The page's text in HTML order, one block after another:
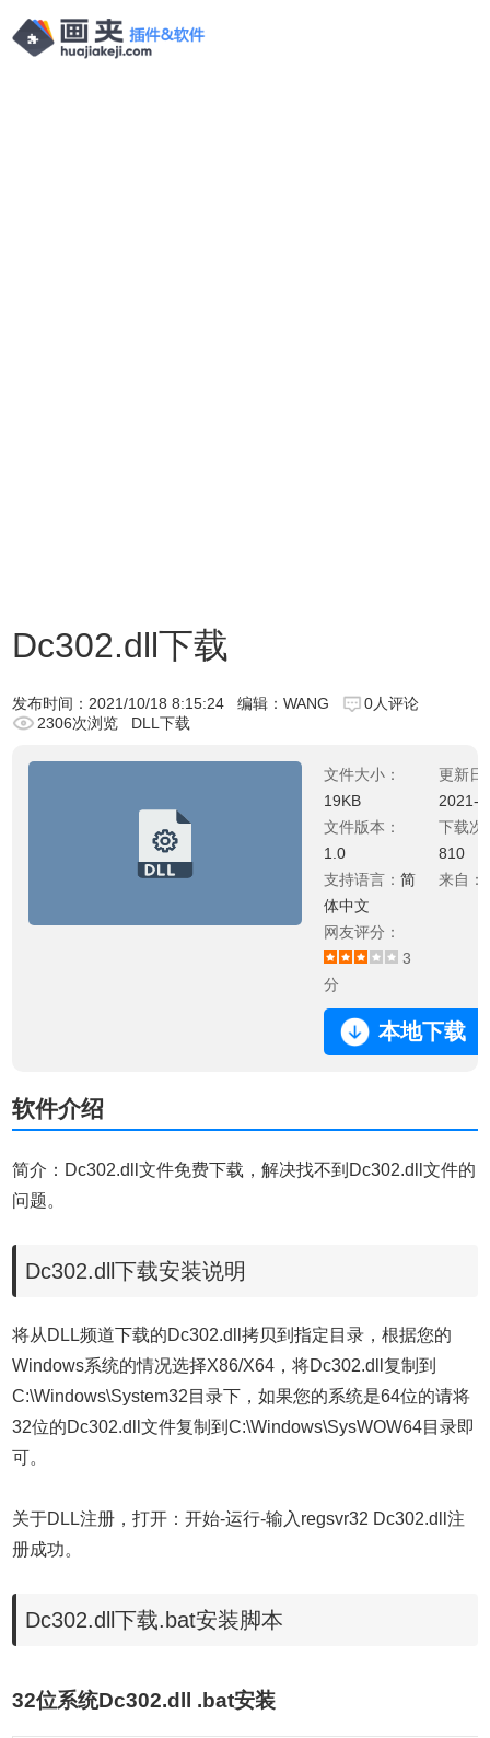
Dc302.dll下载
发布时间： 2021/10/18 8:15:24 编辑：WANG
0人评论
2306次浏览
DLL下载
文件大小：
19KB
文件版本：
1.0
支持语言：简
体中文
网友评分：
3
分
更新日
2021-
下载次
810
来自：
本地下载
软件介绍
简介：Dc302.dll文件免费下载，解决找不到Dc302.dll文件的
问题。
Dc302.dll下载安装说明
将从DLL频道下载的Dc302.dll拷贝到指定目录，根据您的
Windows系统的情况选择X86/X64，将Dc302.dll复制到
C:\Windows\System32目录下，如果您的系统是64位的请将
32位的Dc302.dll文件复制到C:\Windows\SysWOW64目录即
可。
关于DLL注册，打开：开始-运行-输入regsvr32 Dc302.dll注
册成功。
Dc302.dll下载.bat安装脚本
32位系统Dc302.dll .bat安装